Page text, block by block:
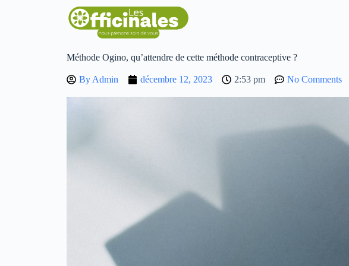
Méthode Ogino, qu’attendre de cette méthode contraceptive ?
By Admin décembre 12, 2023 2:53 pm No Comments